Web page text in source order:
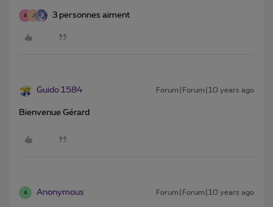
A 3 personnes aiment
Guido 1584 Forum|Forum|10 years ago
Bienvenue Gérard
A Anonymous Forum|Forum|10 years ago